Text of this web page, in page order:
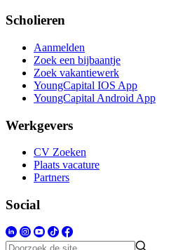
Scholieren
Aanmelden
Zoek een bijbaantje
Zoek vakantiewerk
YoungCapital IOS App
YoungCapital Android App
Werkgevers
CV Zoeken
Plaats vacature
Partners
Social